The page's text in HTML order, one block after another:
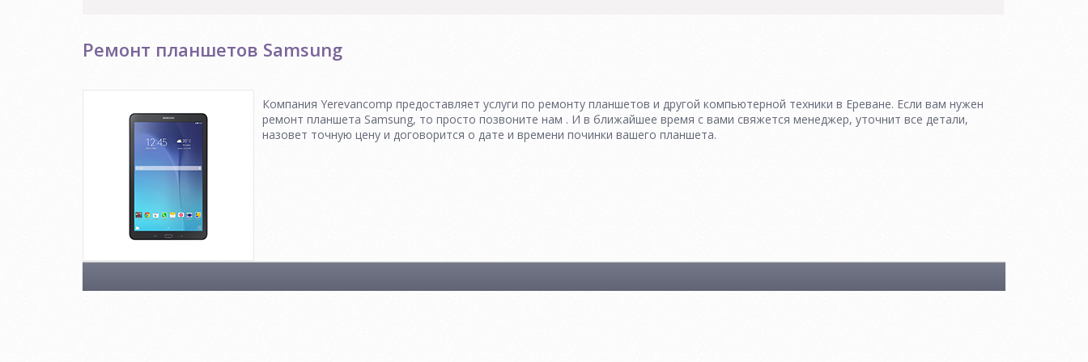
Ремонт планшетов Samsung
Компания Yerevancomp предоставляет услуги по ремонту планшетов и другой компьютерной техники в Ереване. Если вам нужен
ремонт планшета Samsung, то просто позвоните нам . И в ближайшее время с вами свяжется менеджер, уточнит все детали,
назовет точную цену и договорится о дате и времени починки вашего планшета.